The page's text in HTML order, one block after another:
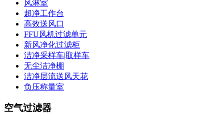
风淋室
超净工作台
高效送风口
FFU风机过滤单元
新风净化过滤柜
洁净采样车|取样车
无尘洁净棚
洁净层流送风天花
负压称量室
空气过滤器